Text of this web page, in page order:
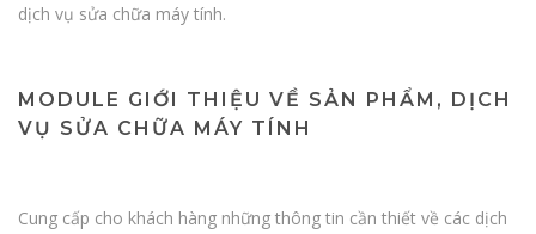
dịch vụ sửa chữa máy tính.
MODULE GIỚI THIỆU VỀ SẢN PHẨM, DỊCH
VỤ SỬA CHỮA MÁY TÍNH
Cung cấp cho khách hàng những thông tin cần thiết về các dịch